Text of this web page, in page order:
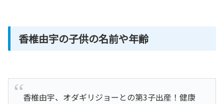
香椎由宇の子供の名前や年齢
香椎由宇、オダギリジョーとの第3子出産！健康